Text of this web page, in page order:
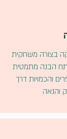
בצורה משחקית
הבנה מתמטית
והכמויות דרך